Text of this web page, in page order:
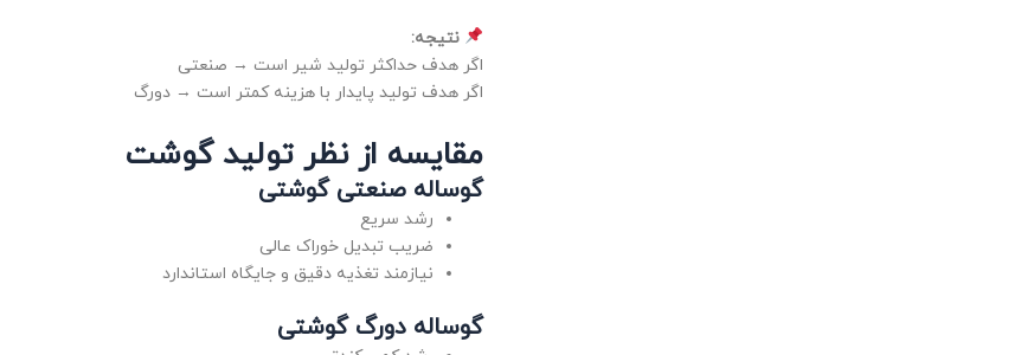
نتیجه:
اگر هدف حداکثر تولید شیر است → صنعتی
اگر هدف تولید پایدار با هزینه کمتر است → دورگ
مقایسه از نظر تولید گوشت
گوساله صنعتی گوشتی
رشد سریع
ضریب تبدیل خوراک عالی
نیازمند تغذیه دقیق و جایگاه استاندارد
گوساله دورگ گوشتی